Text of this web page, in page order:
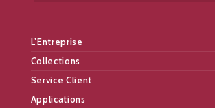
L’Entreprise
Collections
Service Client
Applications